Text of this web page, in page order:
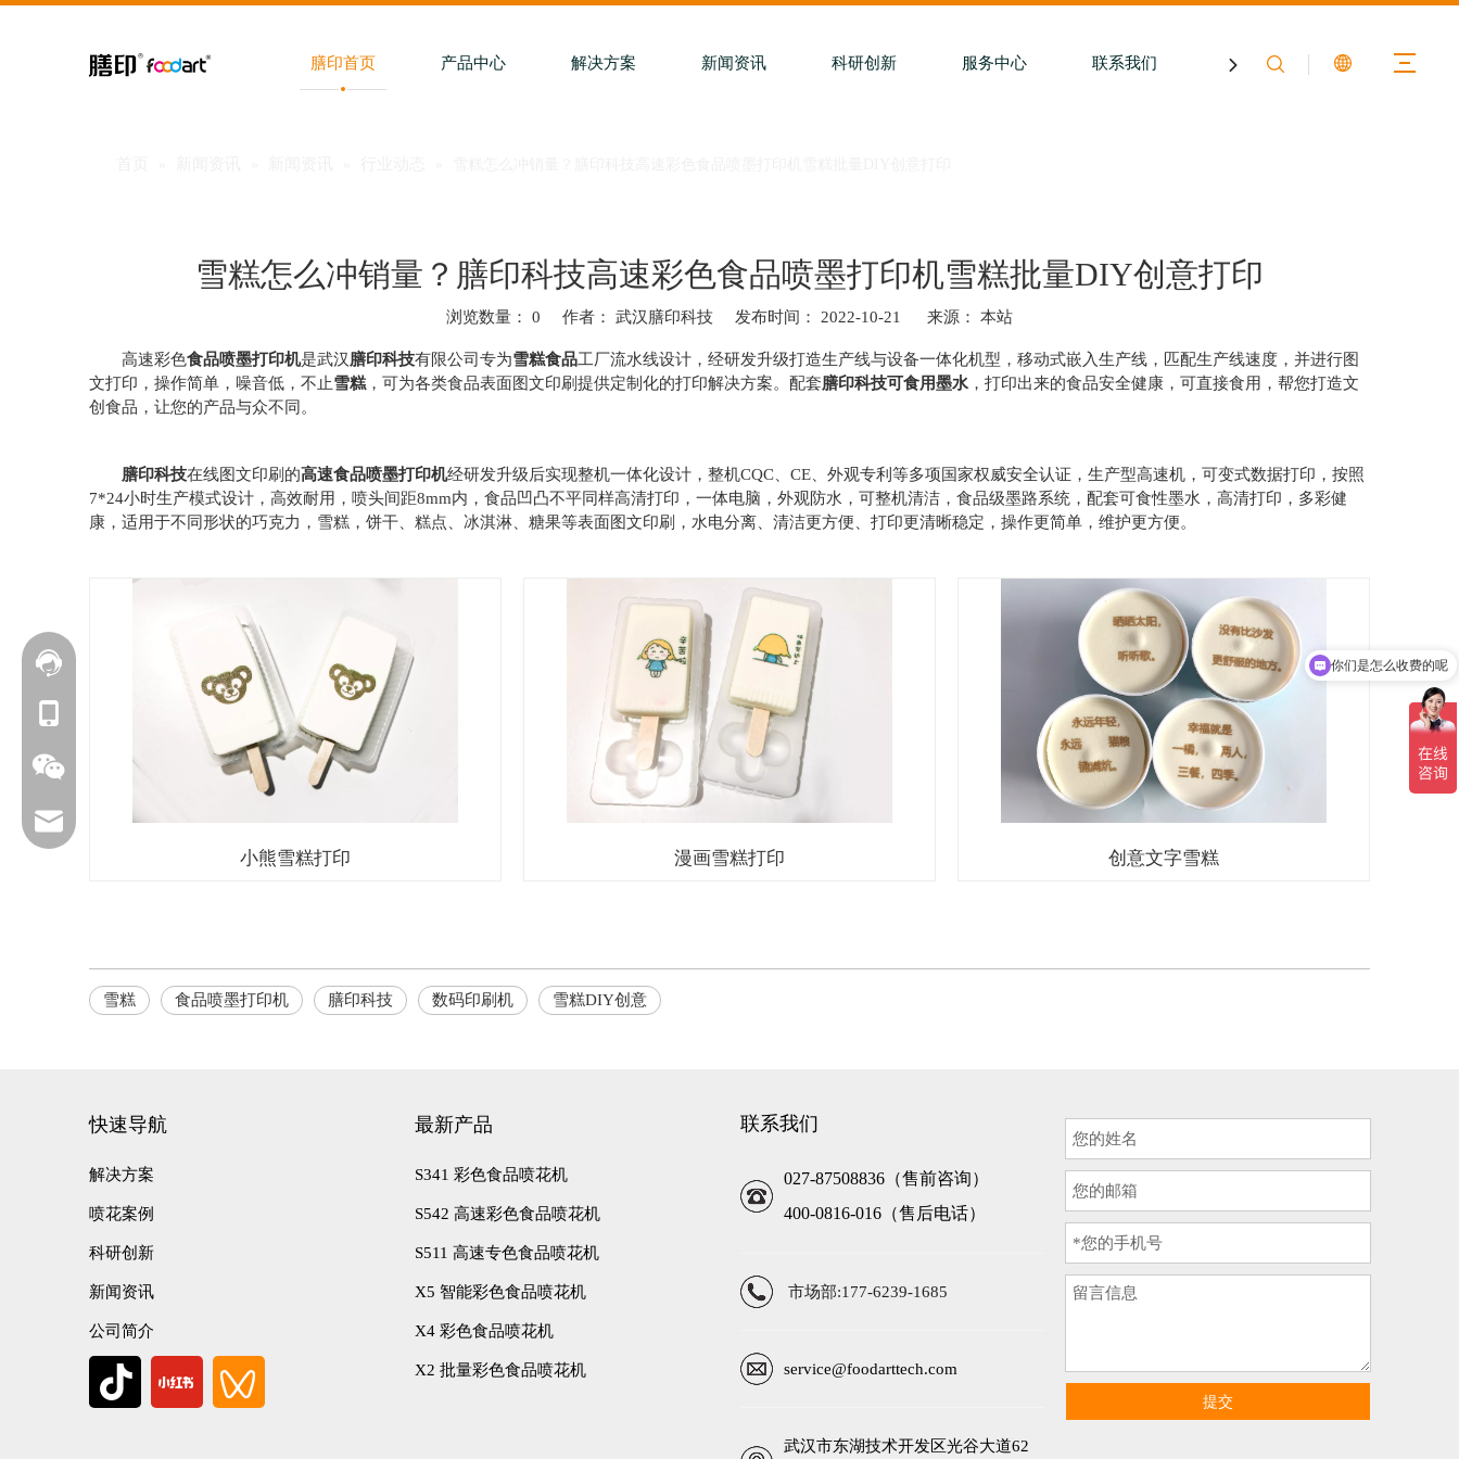
膳印首页 产品中心 解决方案 新闻资讯 科研创新 服务中心 联系我们 关于膳印
雪糕怎么冲销量？膳印科技高速彩色食品喷墨打印机雪糕批量DIY创意打印
浏览数量： 0 作者： 武汉膳印科技 发布时间： 2022-10-21 来源： 本站
["facebook","twitter","line","wechat","linkedin","pinterest","whatsapp","kakao","snapchat"]
高速彩色食品喷墨打印机是武汉膳印科技有限公司专为雪糕食品工厂流水线设计，经研发升级打造生产线与设备一体化机型，移动式嵌入生产线，匹配生产线速度，并进行图
文打印，操作简单，噪音低，不止雪糕 ，可为各类食品表面图文印刷提供定制化的打印解决方案。配套膳印科技可食用墨水 ，打印出来的食品安全健康，可直接食用，帮您打造文
创食品，让您的产品与众不同。
膳印科技在线图文印刷的高速食品喷墨打印机经研发升级后实现整机一体化设计，整机CQC、CE、外观专利等多项国家权威安全认证，生产型高速机，可变式数据打印，按照
7*24小时生产模式设计，高效耐用，喷头间距8mm内，食品凹凸不平同样高清打印，一体电脑，外观防水，可整机清洁，食品级墨路系统，配套可食性墨水，高清打印，多彩健
康，适用于不同形状的巧克力，雪糕，饼干、糕点、冰淇淋、糖果等表面图文印刷，水电分离、清洁更方便、打印更清晰稳定，操作更简单，维护更方便。
小熊雪糕打印 漫画雪糕打印 创意文字雪糕
雪糕 食品喷墨打印机 膳印科技 数码印刷机 雪糕DIY创意
快速导航
解决方案
喷花案例
科研创新
新闻资讯
公司简介
最新产品
S341 彩色食品喷花机
S542 高速彩色食品喷花机
S511 高速专色食品喷花机
X5 智能彩色食品喷花机
X4 彩色食品喷花机
X2 批量彩色食品喷花机
17762391685
service@foodarttech.com
联系我们
027-87508836（售前咨询）
400-0816-016（售后电话）
市场部:177-6239-1685
service@foodarttech.com
武汉市东湖技术开发区光谷大道62
提交
你们是怎么收费的呢